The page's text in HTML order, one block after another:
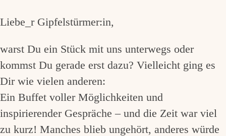
Liebe_r Gipfelstürmer:in,
warst Du ein Stück mit uns unterwegs oder
kommst Du gerade erst dazu? Vielleicht ging es
Dir wie vielen anderen:
Ein Buffet voller Möglichkeiten und
inspirierender Gespräche – und die Zeit war viel
zu kurz! Manches blieb ungehört, anderes würde